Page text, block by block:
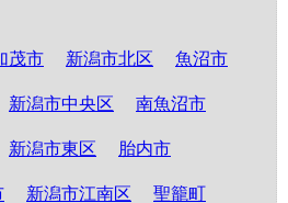
茂市 新潟市北区 魚沼市
新潟市中央区 南魚沼市
新潟市東区 胎内市
新潟市江南区 聖籠町